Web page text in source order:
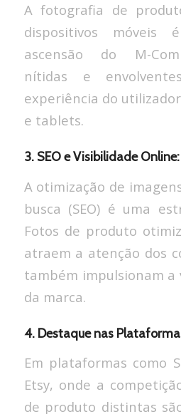
A fotografia de
dispositivos
ascensão do M-
nítidas e
experiência do
e tablets.
3. SEO e Visibilidade Online:
A otimização de
busca (SEO) é uma
Fotos de produto
atraem a atenção dos
também impulsionam a
da marca.
4. Destaque nas
Em plataformas como
Etsy, onde a
de produto distintas